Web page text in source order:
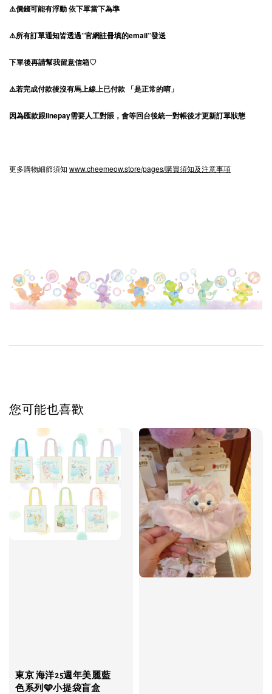
⚠️價錢可能有浮動 依下單當下為準
⚠️所有訂單通知皆透過”官網註冊填的email”發送
下單後再請幫我留意信箱♡
⚠️若完成付款後沒有馬上線上已付款 「是正常的唷」
因為匯款跟linepay需要人工對賬，會等回台後統一對帳後才更新訂單狀態
更多購物細節須知 www.cheemeow.store/pages/購買須知及注意事項
您可能也喜歡
東京 海洋25週年美麗藍
色系列🩵小提袋盲盒